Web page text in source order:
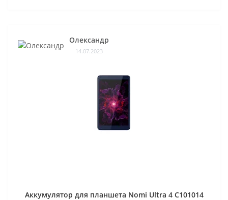
Олександр
14.07.2023
Аккумулятор для планшета Nomi Ultra 4 C101014